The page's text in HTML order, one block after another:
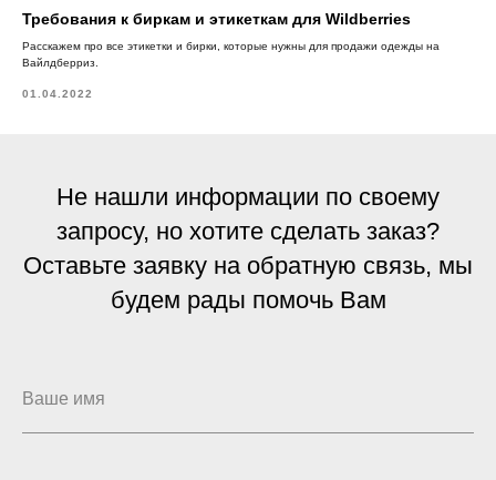
Требования к биркам и этикеткам для Wildberries
Расскажем про все этикетки и бирки, которые нужны для продажи одежды на
Вайлдберриз.
01.04.2022
Не нашли информации по своему
запросу, но хотите сделать заказ?
Оставьте заявку на обратную связь, мы
будем рады помочь Вам